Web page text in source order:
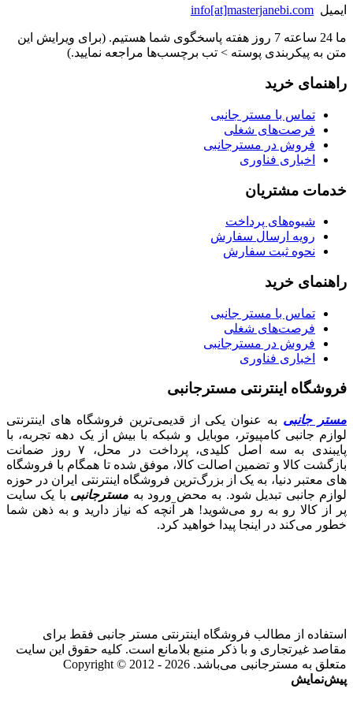
ایمیل info[at]masterjanebi.com
ما 24 ساعته 7 روز هفته پاسخگوی شما هستیم. (برای ویرایش این
متن به پیکربندی پوسته > تب برچسب‌ها مراجعه نمایید.)
راهنمای خرید
تماس با مستر جانبی
فرصت‌های شغلی
فروش در مسترجانبی
اخباری فناوری
خدمات مشتریان
شیوه‌های پرداخت
رویه ارسال سفارش
نحوه ثبت سفارش
راهنمای خرید
تماس با مستر جانبی
فرصت‌های شغلی
فروش در مسترجانبی
اخباری فناوری
فروشگاه اینترنتی مسترجانبی
مستر جانبی به عنوان یکی از قدیمی‌ترین فروشگاه های اینترنتی
لوازم جانبی کامپیوتر، موبایل و شبکه با بیش از یک دهه تجربه، با
پایبندی به سه اصل کلیدی، پرداخت در محل، ۷ روز ضمانت
بازگشت کالا و تضمین اصالت کالا، موفق شده تا همگام با فروشگاه‌
های معتبر دنیا، به یک از بزرگ‌ترین فروشگاه اینترنتی ایران در حوزه
لوازم جانبی تبدیل شود. به محض ورود به مسترجانبی با یک سایت
پر از کالا رو به رو می‌شوید! هر آنچه که نیاز دارید و به ذهن شما
خطور می‌کند در اینجا پیدا خواهید کرد.
استفاده از مطالب فروشگاه اینترنتی مستر جانبی فقط برای
مقاصد غیرتجاری و با ذکر منبع بلامانع است. کلیه حقوق این سایت
متعلق به مسترجانبی می‌باشد. Copyright © 2012 - 2026
پیش‌نمایش